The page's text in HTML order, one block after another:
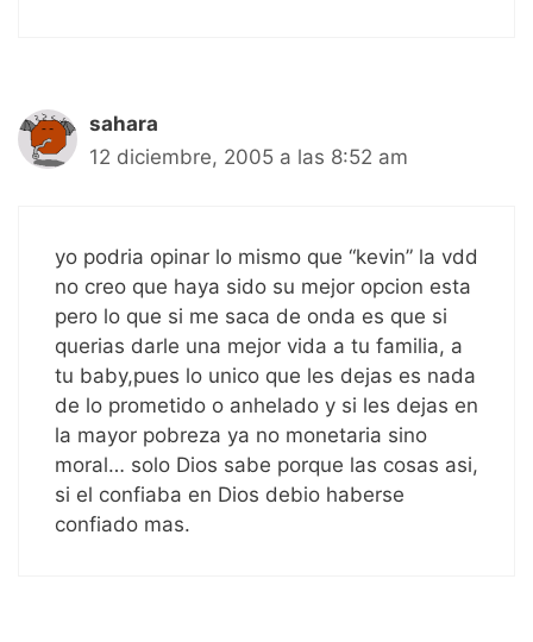
sahara
12 diciembre, 2005 a las 8:52 am
yo podria opinar lo mismo que “kevin” la vdd
no creo que haya sido su mejor opcion esta
pero lo que si me saca de onda es que si
querias darle una mejor vida a tu familia, a
tu baby,pues lo unico que les dejas es nada
de lo prometido o anhelado y si les dejas en
la mayor pobreza ya no monetaria sino
moral… solo Dios sabe porque las cosas asi,
si el confiaba en Dios debio haberse
confiado mas.